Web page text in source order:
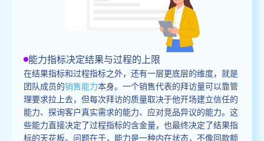
能力指标决定结果与过程的上限
在结果指标和过程指标之外，还有一层更底层的维度，就是
团队成员的销售能力本身。一个销售代表的拜访量可以靠管
理要求拉上去，但每次拜访的质量取决于他开场建立信任的
能力、探询客户真实需求的能力、应对竞品异议的能力。这
些能力直接决定了过程指标的含金量，也最终决定了结果指
标的天花板。问题在于，能力是一种内在状态，不像回款额